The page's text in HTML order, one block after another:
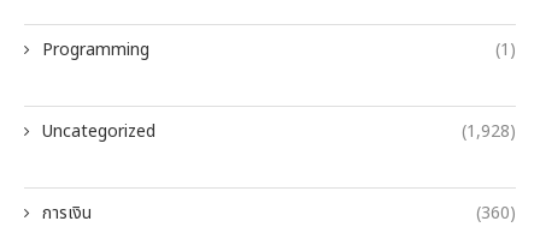
Programming (1)
Uncategorized (1,928)
การเงิน (360)